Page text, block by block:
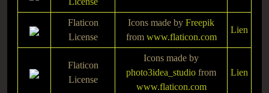
Flaticon
License
Icons made by Freepik
from www.flaticon.com
Lien
Flaticon
License
Icons made by
photo3idea_studio from
www.flaticon.com
Lien